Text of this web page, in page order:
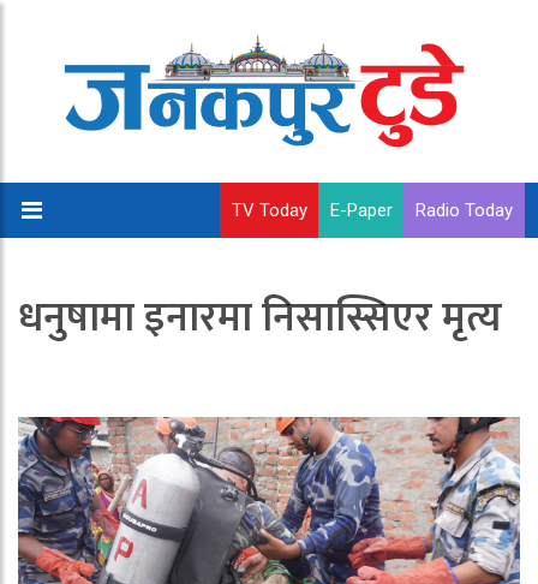
TV Today E-Paper Radio Today
धनुषामा इनारमा निसास्सिएर मृत्य